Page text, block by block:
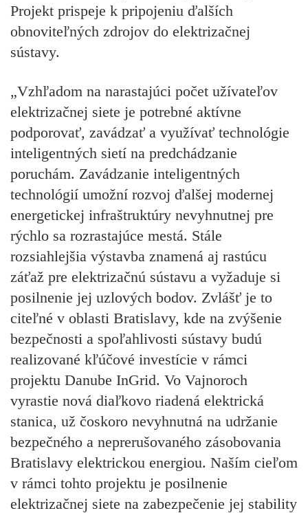
Projekt prispeje k pripojeniu ďalších
obnoviteľných zdrojov do elektrizačnej
sústavy.
„Vzhľadom na narastajúci počet užívateľov
elektrizačnej siete je potrebné aktívne
podporovať, zavádzať a využívať technológie
inteligentných sietí na predchádzanie
poruchám. Zavádzanie inteligentných
technológií umožní rozvoj ďalšej modernej
energetickej infraštruktúry nevyhnutnej pre
rýchlo sa rozrastajúce mestá. Stále
rozsiahlejšia výstavba znamená aj rastúcu
záťaž pre elektrizačnú sústavu a vyžaduje si
posilnenie jej uzlových bodov. Zvlášť je to
citeľné v oblasti Bratislavy, kde na zvýšenie
bezpečnosti a spoľahlivosti sústavy budú
realizované kľúčové investície v rámci
projektu Danube InGrid. Vo Vajnoroch
vyrastie nová diaľkovo riadená elektrická
stanica, už čoskoro nevyhnutná na udržanie
bezpečného a neprerušovaného zásobovania
Bratislavy elektrickou energiou. Naším cieľom
v rámci tohto projektu je posilnenie
elektrizačnej siete na zabezpečenie jej stability